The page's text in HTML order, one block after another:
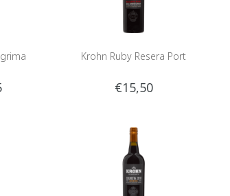
Krohn Ruby Resera Port
€15,50